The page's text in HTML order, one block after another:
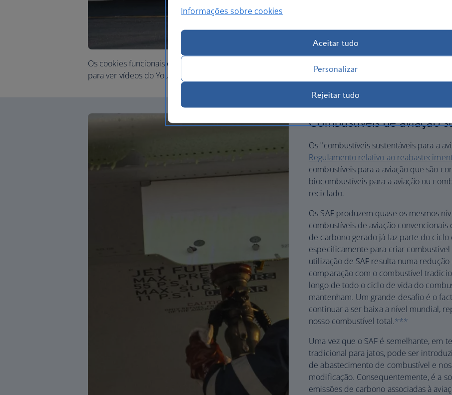
Os cookies funcionais e de marketing são necessários
para ver vídeos do YouTube.
formação associada de rastos de
Combustíveis de aviação
Os "combustíveis sustentáveis para a
Regulamento relativo ao
combustíveis para a aviação que são
biocombustíveis para a aviação ou
reciclado.
Os SAF produzem quase os mesmos
combustíveis de aviação
de carbono gerado já faz parte do
especificamente para criar combustível
utilização de SAF resulta numa
comparação com o combustível
longo de todo o ciclo de vida do
mantenham. Um grande desafio é o
continuar a ser baixa a nível mundial,
nosso combustível total.***
Uma vez que o SAF é semelhante, em
tradicional para jatos, pode ser
de abastecimento de combustível e
modificação. Consequentemente, é a
emissões de carbono associadas à
Informações sobre cookies
Aceitar tudo
Personalizar
Rejeitar tudo